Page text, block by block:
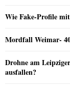
Wie Fake-Profile
Mordfall Weimar-
Drohne am
ausfallen?